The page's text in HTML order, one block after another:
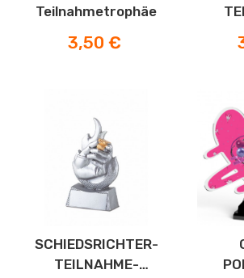
Teilnahmetrophäe
Preis
3,50 €
SCHIEDSRICHTER-
TEILNAHME-